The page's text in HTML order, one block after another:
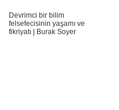
Devrimci bir bilim
felsefecisinin yaşamı ve
fikriyatı | Burak Soyer